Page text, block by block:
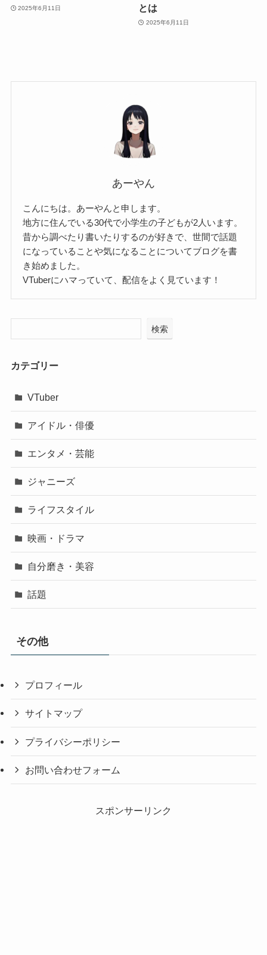
2025年6月11日
とは
2025年6月11日
あーやん
こんにちは。あーやんと申します。
地方に住んでいる30代で小学生の子どもが2人います。
昔から調べたり書いたりするのが好きで、世間で話題
になっていることや気になることについてブログを書
き始めました。
VTuberにハマっていて、配信をよく見ています！
検索
カテゴリー
VTuber
アイドル・俳優
エンタメ・芸能
ジャニーズ
ライフスタイル
映画・ドラマ
自分磨き・美容
話題
その他
プロフィール
サイトマップ
プライバシーポリシー
お問い合わせフォーム
スポンサーリンク